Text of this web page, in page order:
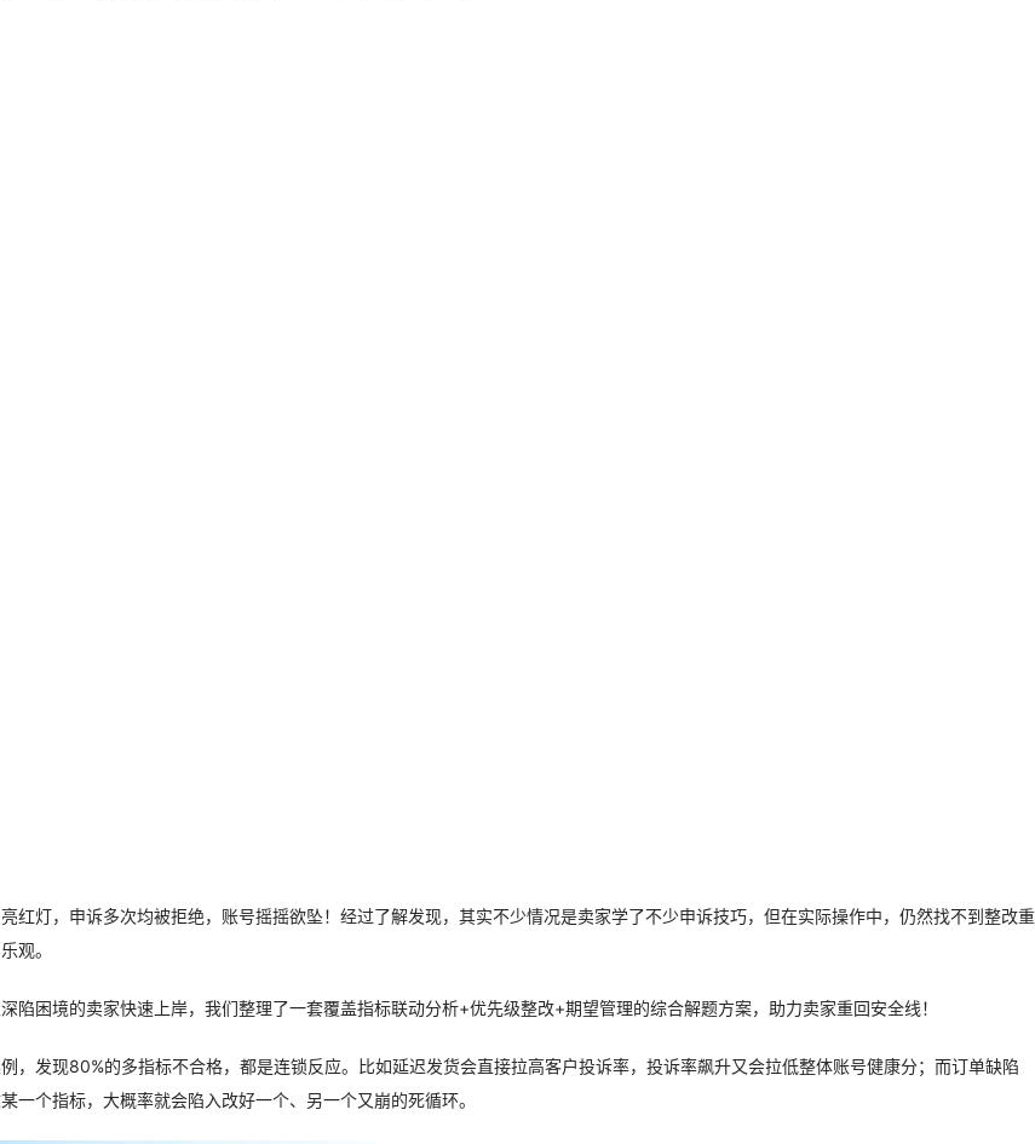
红灯，申诉多次均被拒绝，账号摇摇欲坠！经过了解发现，其实不少情况是卖家学了不少申诉技巧，但在实际操作中，仍然找不到整改重
观。
困境的卖家快速上岸，我们整理了一套覆盖指标联动分析+优先级整改+期望管理的综合解题方案，助力卖家重回安全线！
发现80%的多指标不合格，都是连锁反应。比如延迟发货会直接拉高客户投诉率，投诉率飙升又会拉低整体账号健康分；而订单缺陷
个指标，大概率就会陷入改好一个、另一个又崩的死循环。